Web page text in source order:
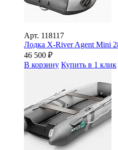
Арт. 118117
Лодка X-River Agent Mini
46 500 ₽
В корзину Купить в 1 клик